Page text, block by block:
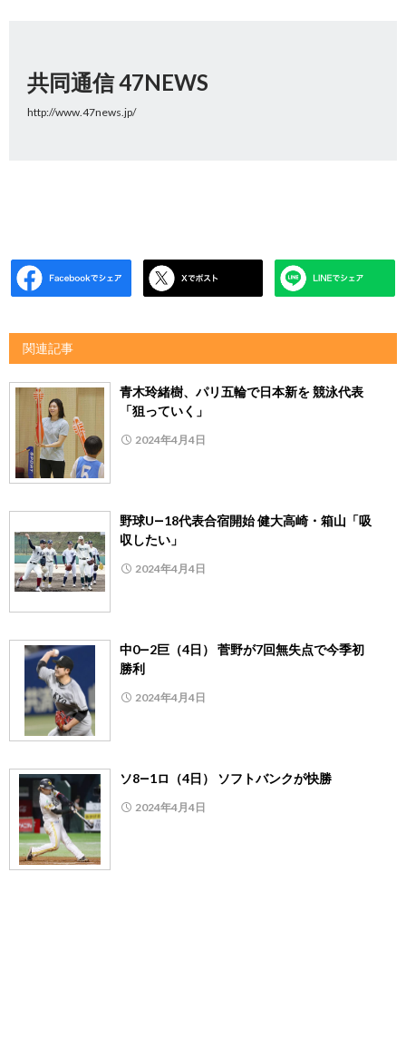
共同通信 47NEWS
http://www.47news.jp/
関連記事
青木玲緒樹、パリ五輪で日本新を 競泳代表
「狙っていく」
2024年4月4日
野球U―18代表合宿開始 健大高崎・箱山「吸
収したい」
2024年4月4日
中0―2巨（4日） 菅野が7回無失点で今季初
勝利
2024年4月4日
ソ8―1ロ（4日） ソフトバンクが快勝
2024年4月4日